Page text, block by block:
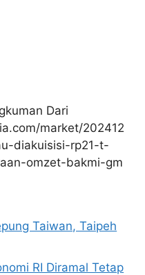
Dari
market/202412
diakuisisi-rp21-t-
omzet-bakmi-gm
Taiwan, Taipeh
RI Diramal Tetap